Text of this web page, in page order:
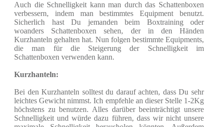
Auch die Schnelligkeit kann man durch das Schattenboxen
verbessern, indem man bestimmtes Equipment benutzt.
Sicherlich hast Du jemanden beim Boxtraining oder
woanders Schattenboxen sehen, der in den Händen
Kurzhanteln gehalten hat. Nun folgen bestimmte Equipments,
die man für die Steigerung der Schnelligkeit im
Schattenboxen verwenden kann.
Kurzhanteln:
Bei den Kurzhanteln solltest du darauf achten, dass Du sehr
leichtes Gewicht nimmst. Ich empfehle an dieser Stelle 1-2Kg
höchstens zu benutzen. Alles darüber beeinträchtigt unsere
Schnelligkeit und würde dazu führen, dass wir nicht unsere